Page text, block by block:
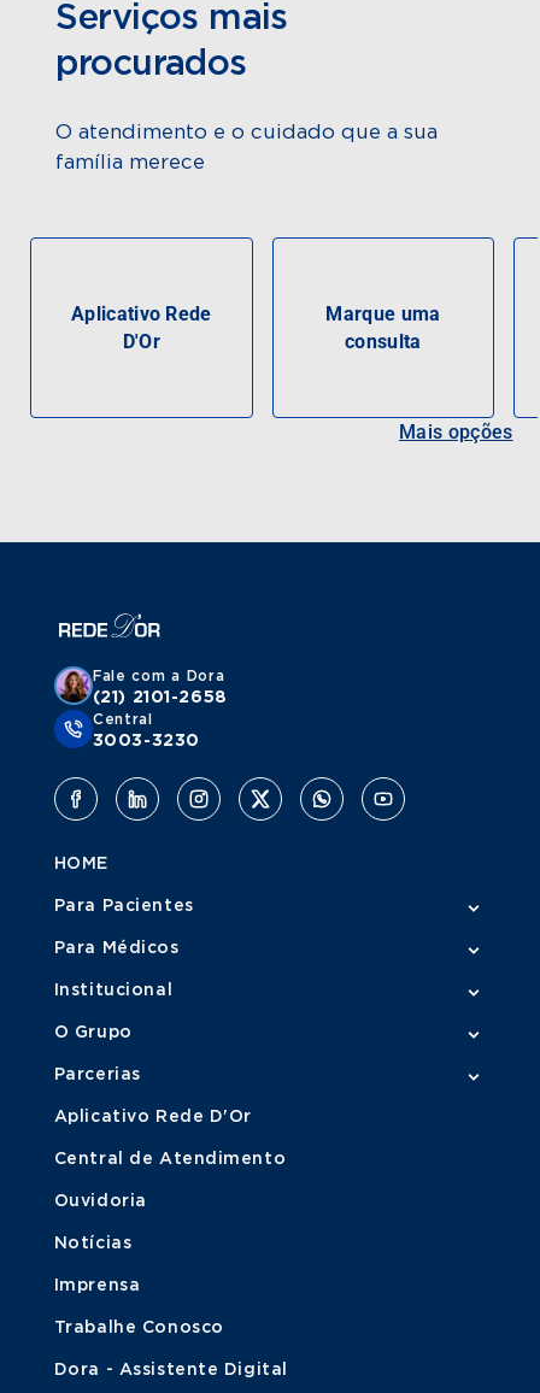
Serviços mais
procurados
O atendimento e o cuidado que a sua
família merece
Aplicativo Rede
D'Or
Marque uma
consulta
Mais opções
Fale com a Dora
(21) 2101-2658
Central
3003-3230
HOME
Para Pacientes
Para Médicos
Institucional
O Grupo
Parcerias
Aplicativo Rede D'Or
Central de Atendimento
Ouvidoria
Notícias
Imprensa
Trabalhe Conosco
Dora - Assistente Digital